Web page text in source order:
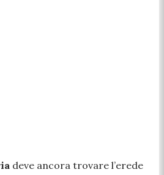
deve ancora trovare l’erede